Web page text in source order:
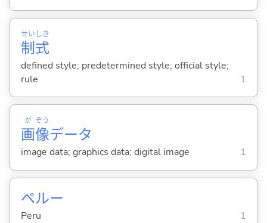
制
せい
式
しき
defined style; predetermined style; official style;
rule
1
画
が
像
ぞう
データ
image data; graphics data; digital image 1
ペルー
Peru 1